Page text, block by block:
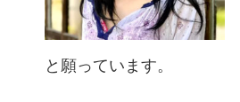
と願っています。